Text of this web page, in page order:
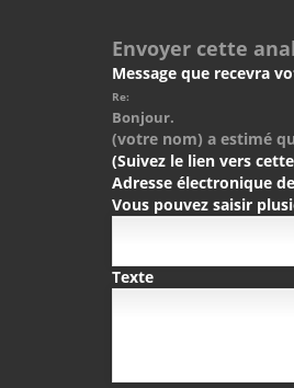
Envoyer cette
Message que recevra
Re:
Bonjour.
(votre nom) a estimé
(Suivez le lien vers
Adresse électronique
Vous pouvez saisir
Texte